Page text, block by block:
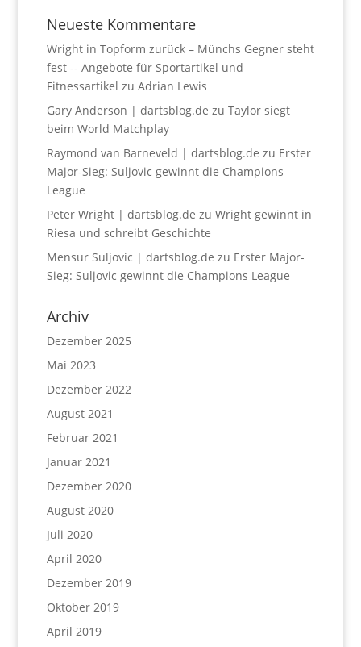
Neueste Kommentare
Wright in Topform zurück – Münchs Gegner steht
fest -- Angebote für Sportartikel und
Fitnessartikel zu Adrian Lewis
Gary Anderson | dartsblog.de zu Taylor siegt
beim World Matchplay
Raymond van Barneveld | dartsblog.de zu Erster
Major-Sieg: Suljovic gewinnt die Champions
League
Peter Wright | dartsblog.de zu Wright gewinnt in
Riesa und schreibt Geschichte
Mensur Suljovic | dartsblog.de zu Erster Major-
Sieg: Suljovic gewinnt die Champions League
Archiv
Dezember 2025
Mai 2023
Dezember 2022
August 2021
Februar 2021
Januar 2021
Dezember 2020
August 2020
Juli 2020
April 2020
Dezember 2019
Oktober 2019
April 2019